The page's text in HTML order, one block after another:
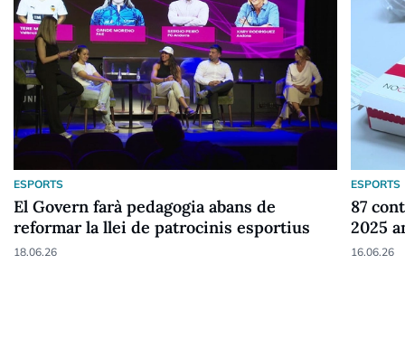
ESPORTS
El Govern farà pedagogia abans de
reformar la llei de patrocinis esportius
18.06.26
ESPORTS
87
2025
16.06.26